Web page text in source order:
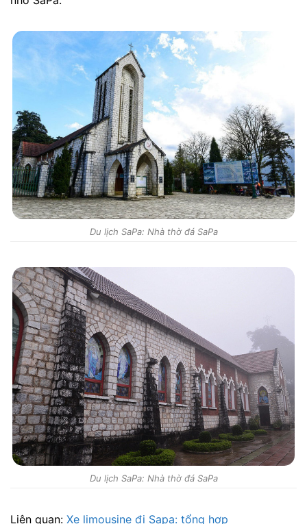
Du lịch SaPa: Nhà thờ đá SaPa
Du lịch SaPa: Nhà thờ đá SaPa
Liên quan: Xe limousine đi Sapa: tổng hợp